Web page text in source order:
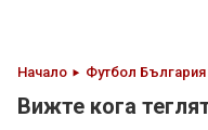
Начало Футбол България
Вижте кога